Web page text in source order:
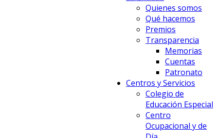
Quienes somos
Qué hacemos
Premios
Transparencia
Memorias
Cuentas
Patronato
Centros y Servicios
Colegio de
Educación Especial
Centro
Ocupacional y de